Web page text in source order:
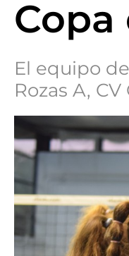
Copa
El equipo
Rozas A,